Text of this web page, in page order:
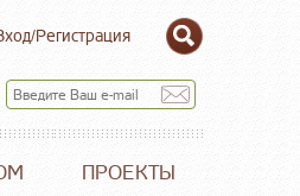
Регистрация
ПРОЕКТЫ